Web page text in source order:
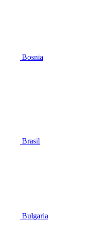
Bosnia
Brasil
Bulgaria